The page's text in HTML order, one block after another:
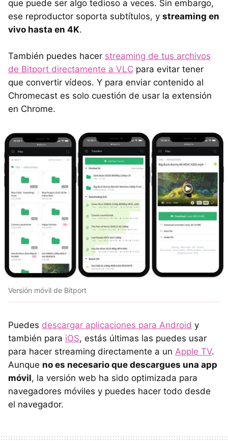
que puede ser algo tedioso a veces. Sin embargo,
ese reproductor soporta subtítulos, y streaming en
vivo hasta en 4K.
También puedes hacer streaming de tus archivos
de Bitport directamente a VLC para evitar tener
que convertir vídeos. Y para enviar contenido al
Chromecast es solo cuestión de usar la extensión
en Chrome.
Versión móvil de Bitport
Puedes descargar aplicaciones para Android y
también para iOS, estás últimas las puedes usar
para hacer streaming directamente a un Apple TV.
Aunque no es necesario que descargues una app
móvil, la versión web ha sido optimizada para
navegadores móviles y puedes hacer todo desde
el navegador.